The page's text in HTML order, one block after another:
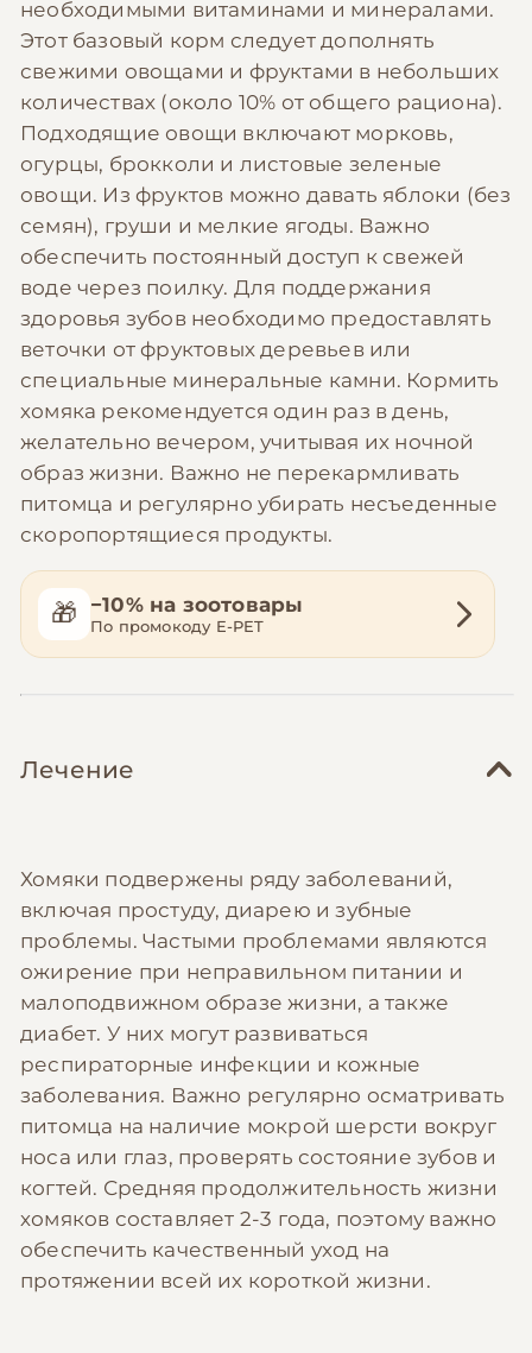
необходимыми витаминами и минералами.
Этот базовый корм следует дополнять
свежими овощами и фруктами в небольших
количествах (около 10% от общего рациона).
Подходящие овощи включают морковь,
огурцы, брокколи и листовые зеленые
овощи. Из фруктов можно давать яблоки (без
семян), груши и мелкие ягоды. Важно
обеспечить постоянный доступ к свежей
воде через поилку. Для поддержания
здоровья зубов необходимо предоставлять
веточки от фруктовых деревьев или
специальные минеральные камни. Кормить
хомяка рекомендуется один раз в день,
желательно вечером, учитывая их ночной
образ жизни. Важно не перекармливать
питомца и регулярно убирать несъеденные
скоропортящиеся продукты.
🎁 −10% на зоотовары
По промокоду E-PET
Лечение
Хомяки подвержены ряду заболеваний,
включая простуду, диарею и зубные
проблемы. Частыми проблемами являются
ожирение при неправильном питании и
малоподвижном образе жизни, а также
диабет. У них могут развиваться
респираторные инфекции и кожные
заболевания. Важно регулярно осматривать
питомца на наличие мокрой шерсти вокруг
носа или глаз, проверять состояние зубов и
когтей. Средняя продолжительность жизни
хомяков составляет 2-3 года, поэтому важно
обеспечить качественный уход на
протяжении всей их короткой жизни.